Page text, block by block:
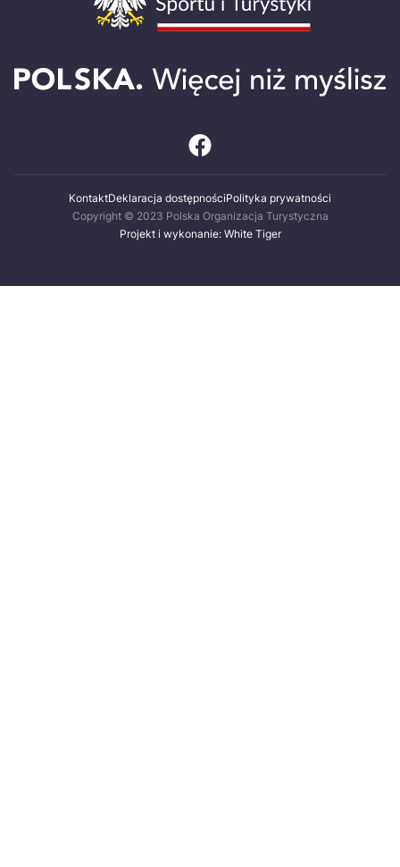
KontaktDeklaracja dostępnościPolityka prywatności
Copyright © 2023 Polska Organizacja Turystyczna
Projekt i wykonanie: White Tiger